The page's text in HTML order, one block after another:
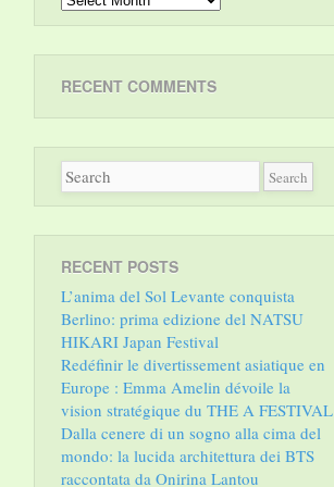
RECENT COMMENTS
RECENT POSTS
L’anima del Sol Levante conquista
Berlino: prima edizione del NATSU
HIKARI Japan Festival
Redéfinir le divertissement asiatique en
Europe : Emma Amelin dévoile la
vision stratégique du THE A FESTIVAL
Dalla cenere di un sogno alla cima del
mondo: la lucida architettura dei BTS
raccontata da Onirina Lantou